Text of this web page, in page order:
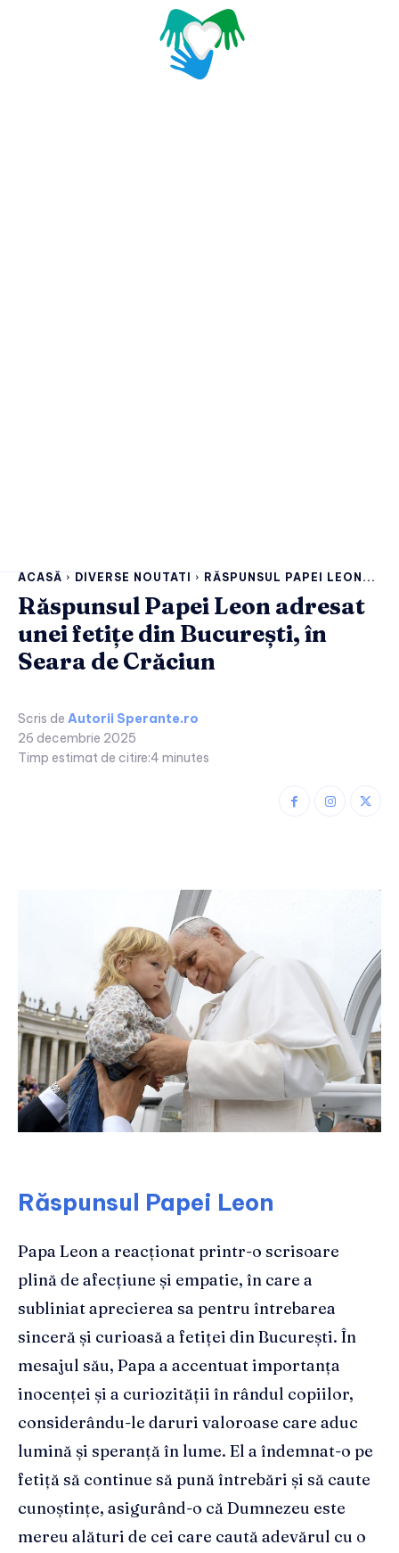
ACASĂ DIVERSE NOUTATI RĂSPUNSUL PAPEI LEON...
Răspunsul Papei Leon adresat
unei fetițe din București, în
Seara de Crăciun
Scris de Autorii Sperante.ro
26 decembrie 2025
Timp estimat de citire:4 minutes
Răspunsul Papei Leon
Papa Leon a reacționat printr-o scrisoare
plină de afecțiune și empatie, în care a
subliniat aprecierea sa pentru întrebarea
sinceră și curioasă a fetiței din București. În
mesajul său, Papa a accentuat importanța
inocenței și a curiozității în rândul copiilor,
considerându-le daruri valoroase care aduc
lumină și speranță în lume. El a îndemnat-o pe
fetiță să continue să pună întrebări și să caute
cunoștințe, asigurând-o că Dumnezeu este
mereu alături de cei care caută adevărul cu o